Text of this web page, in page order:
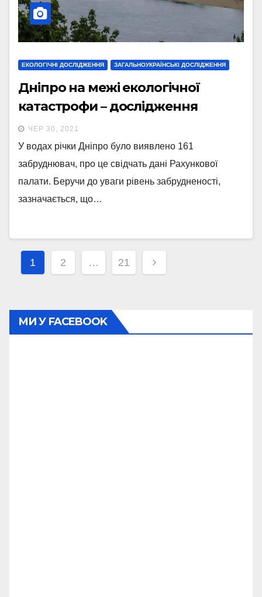
ЕКОЛОГІЧНІ ДОСЛІДЖЕННЯ ЗАГАЛЬНОУКРАЇНСЬКІ ДОСЛІДЖЕННЯ
Дніпро на межі екологічної
катастрофи – дослідження
ЧЕР 30, 2021
У водах річки Дніпро було виявлено 161
забруднювач, про це свідчать дані Рахункової
палати. Беручи до уваги рівень забрудненості,
зазначається, що…
Навігація
записів
1 2 … 21
МИ У FACEBOOK